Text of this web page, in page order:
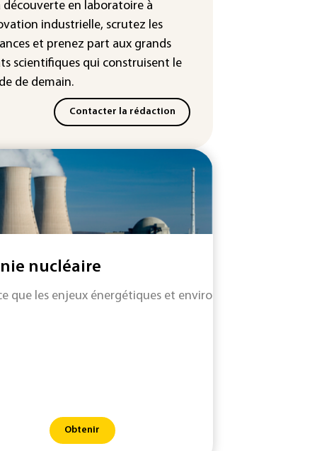
5 d'Anthropic crée de
identités lors d'un test au
Uni
découverte en laboratoire à
industrielle, scrutez les
et prenez part aux grands
scientifiques qui construisent le
de demain.
Contacter la rédaction
nucléaire
que les enjeux énergétiques et environnementaux
Obtenir